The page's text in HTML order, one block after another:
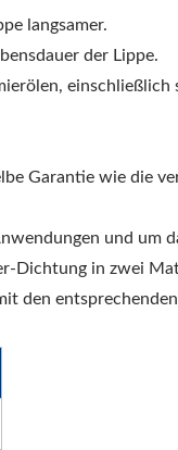
langsamer.
der Lippe.
einschließlich
Garantie wie die
und um
Dichtung in zwei
den